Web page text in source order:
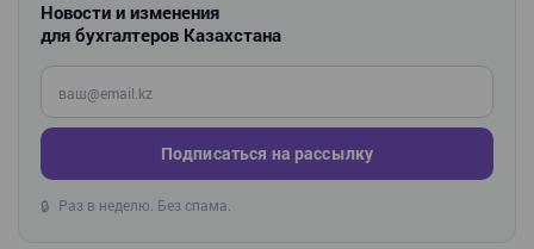
Новости и изменения
для бухгалтеров Казахстана
Введите ваш e-mail
Подписаться на рассылку
🔒 Раз в неделю. Без спама.